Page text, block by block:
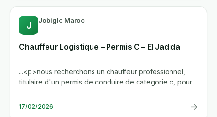
J Jobiglo Maroc
Chauffeur Logistique – Permis C – El Jadida
...<p>nous recherchons un chauffeur professionnel,
titulaire d'un permis de conduire de categorie c, pour
assurer la...
17/02/2026 →